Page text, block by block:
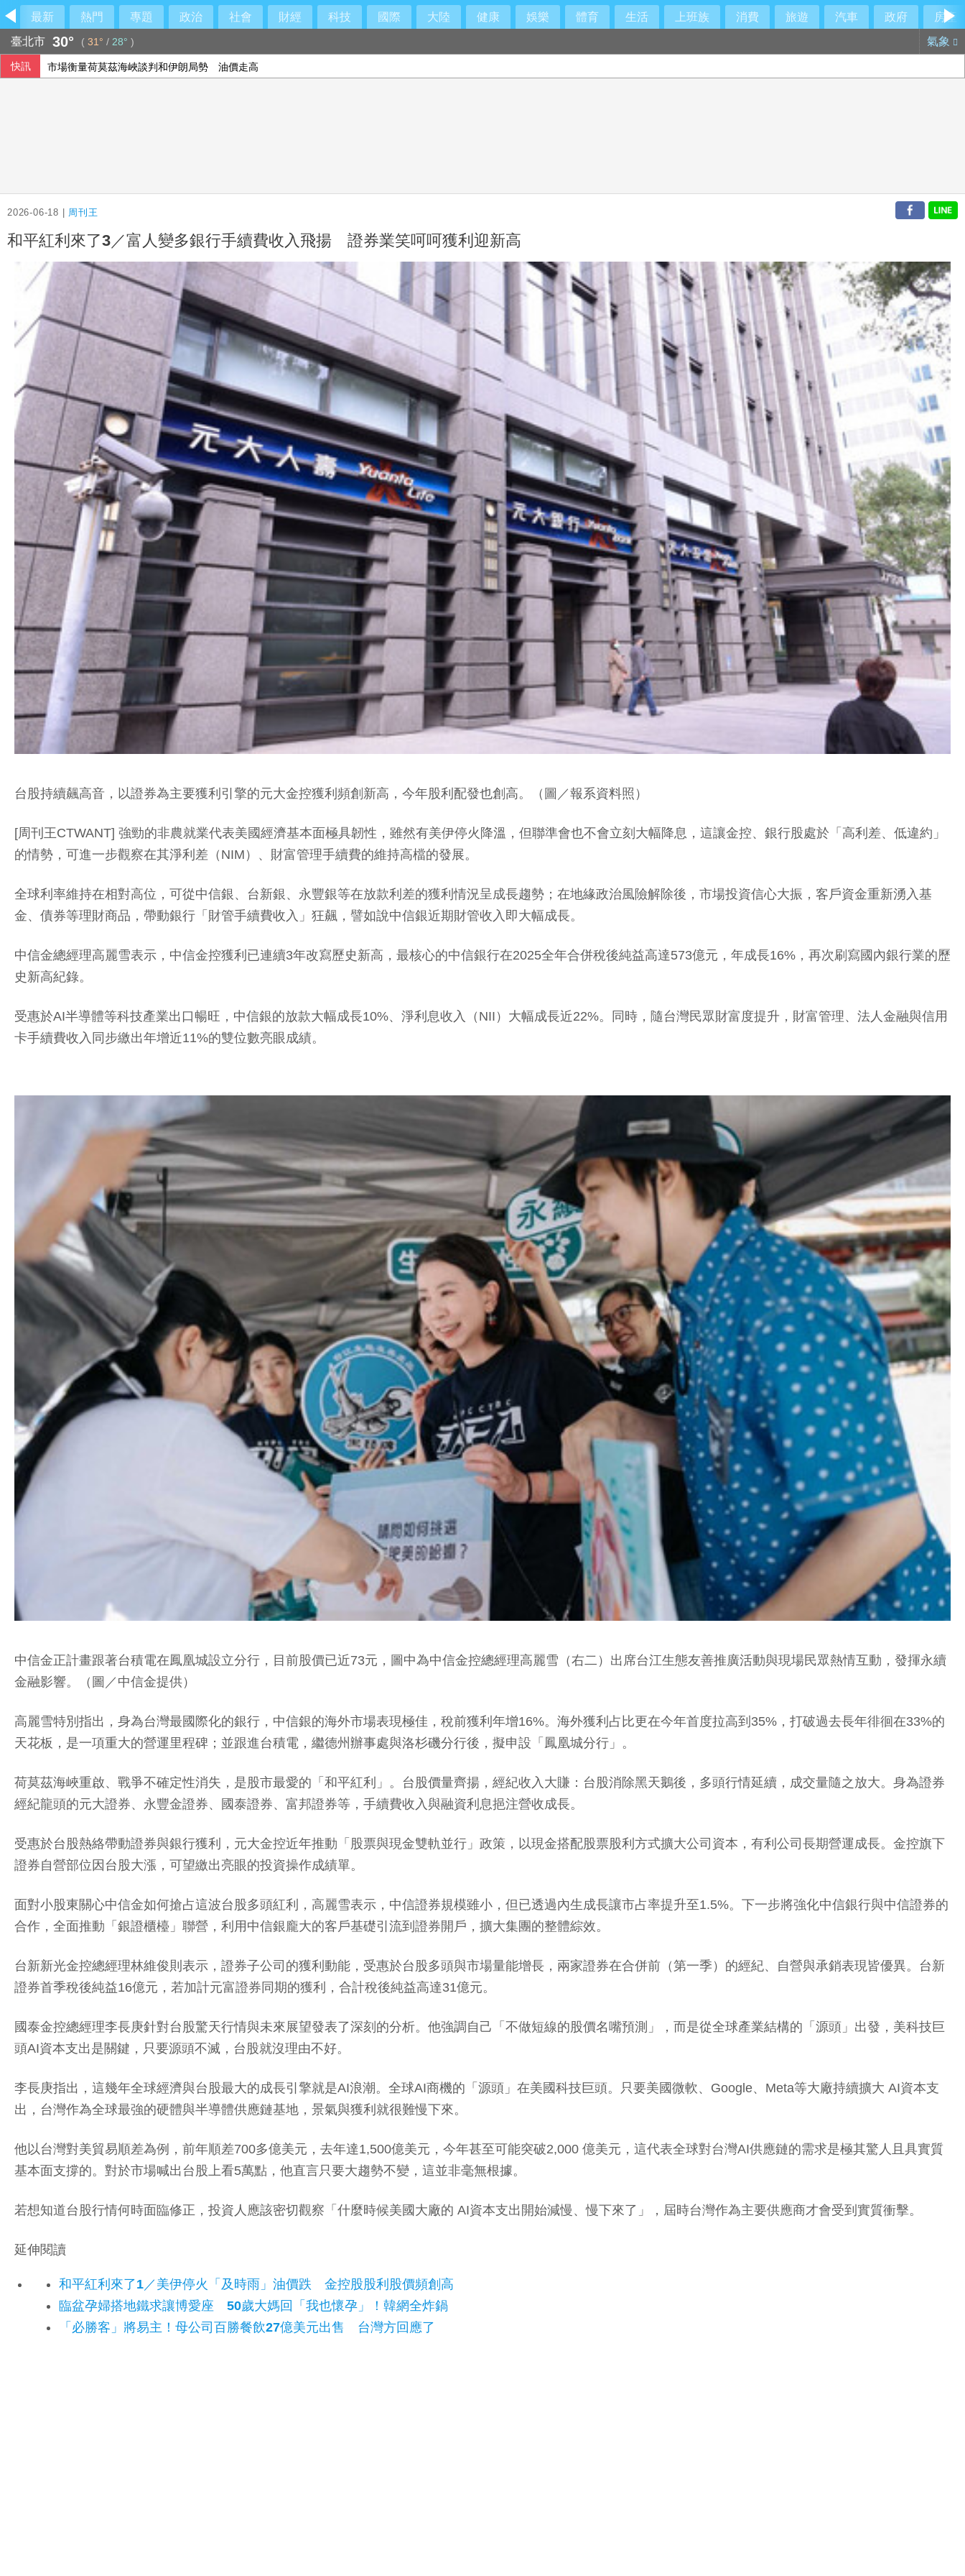
最新 熱門 專題 政治 社會 財經 科技 國際 大陸 健康 娛樂 體育 生活 上班族 消費 旅遊 汽車 政府
房產
臺北市 30° ( 31° / 28° ) 氣象
快訊 市場衡量荷莫茲海峽談判和伊朗局勢 油價走高
2026-06-18 | 周刊王
和平紅利來了3／富人變多銀行手續費收入飛揚 證券業笑呵呵獲利迎新高
台股持續飆高音，以證券為主要獲利引擎的元大金控獲利頻創新高，今年股利配發也創高。（圖／報系資料照）
[周刊王CTWANT] 強勁的非農就業代表美國經濟基本面極具韌性，雖然有美伊停火降溫，但聯準會也不會立刻大幅降息，這讓金控、銀行股處於「高利差、低違約」
的情勢，可進一步觀察在其淨利差（NIM）、財富管理手續費的維持高檔的發展。
全球利率維持在相對高位，可從中信銀、台新銀、永豐銀等在放款利差的獲利情況呈成長趨勢；在地緣政治風險解除後，市場投資信心大振，客戶資金重新湧入基
金、債券等理財商品，帶動銀行「財管手續費收入」狂飆，譬如說中信銀近期財管收入即大幅成長。
中信金總經理高麗雪表示，中信金控獲利已連續3年改寫歷史新高，最核心的中信銀行在2025全年合併稅後純益高達573億元，年成長16%，再次刷寫國內銀行業的歷
史新高紀錄。
受惠於AI半導體等科技產業出口暢旺，中信銀的放款大幅成長10%、淨利息收入（NII）大幅成長近22%。同時，隨台灣民眾財富度提升，財富管理、法人金融與信用
卡手續費收入同步繳出年增近11%的雙位數亮眼成績。
中信金正計畫跟著台積電在鳳凰城設立分行，目前股價已近73元，圖中為中信金控總經理高麗雪（右二）出席台江生態友善推廣活動與現場民眾熱情互動，發揮永續
金融影響。（圖／中信金提供）
高麗雪特別指出，身為台灣最國際化的銀行，中信銀的海外市場表現極佳，稅前獲利年增16%。海外獲利占比更在今年首度拉高到35%，打破過去長年徘徊在33%的
天花板，是一項重大的營運里程碑；並跟進台積電，繼德州辦事處與洛杉磯分行後，擬申設「鳳凰城分行」。
荷莫茲海峽重啟、戰爭不確定性消失，是股市最愛的「和平紅利」。台股價量齊揚，經紀收入大賺：台股消除黑天鵝後，多頭行情延續，成交量隨之放大。身為證券
經紀龍頭的元大證券、永豐金證券、國泰證券、富邦證券等，手續費收入與融資利息挹注營收成長。
受惠於台股熱絡帶動證券與銀行獲利，元大金控近年推動「股票與現金雙軌並行」政策，以現金搭配股票股利方式擴大公司資本，有利公司長期營運成長。金控旗下
證券自營部位因台股大漲，可望繳出亮眼的投資操作成績單。
面對小股東關心中信金如何搶占這波台股多頭紅利，高麗雪表示，中信證券規模雖小，但已透過內生成長讓市占率提升至1.5%。下一步將強化中信銀行與中信證券的
合作，全面推動「銀證櫃檯」聯營，利用中信銀龐大的客戶基礎引流到證券開戶，擴大集團的整體綜效。
台新新光金控總經理林維俊則表示，證券子公司的獲利動能，受惠於台股多頭與市場量能增長，兩家證券在合併前（第一季）的經紀、自營與承銷表現皆優異。台新
證券首季稅後純益16億元，若加計元富證券同期的獲利，合計稅後純益高達31億元。
國泰金控總經理李長庚針對台股驚天行情與未來展望發表了深刻的分析。他強調自己「不做短線的股價名嘴預測」，而是從全球產業結構的「源頭」出發，美科技巨
頭AI資本支出是關鍵，只要源頭不滅，台股就沒理由不好。
李長庚指出，這幾年全球經濟與台股最大的成長引擎就是AI浪潮。全球AI商機的「源頭」在美國科技巨頭。只要美國微軟、Google、Meta等大廠持續擴大 AI資本支
出，台灣作為全球最強的硬體與半導體供應鏈基地，景氣與獲利就很難慢下來。
他以台灣對美貿易順差為例，前年順差700多億美元，去年達1,500億美元，今年甚至可能突破2,000 億美元，這代表全球對台灣AI供應鏈的需求是極其驚人且具實質
基本面支撐的。對於市場喊出台股上看5萬點，他直言只要大趨勢不變，這並非毫無根據。
若想知道台股行情何時面臨修正，投資人應該密切觀察「什麼時候美國大廠的 AI資本支出開始減慢、慢下來了」，屆時台灣作為主要供應商才會受到實質衝擊。
延伸閱讀
和平紅利來了1／美伊停火「及時雨」油價跌 金控股股利股價頻創高
臨盆孕婦搭地鐵求讓博愛座 50歲大媽回「我也懷孕」！韓網全炸鍋
「必勝客」將易主！母公司百勝餐飲27億美元出售 台灣方回應了